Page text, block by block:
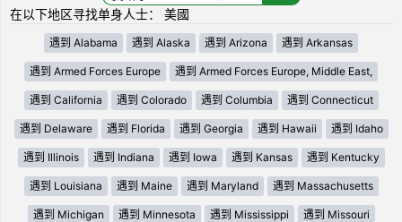
在以下地区寻找单身人士： 美國
遇到 Alabama 遇到 Alaska 遇到 Arizona 遇到 Arkansas
遇到 Armed Forces Europe 遇到 Armed Forces Europe, Middle East,
遇到 California 遇到 Colorado 遇到 Columbia 遇到 Connecticut
遇到 Delaware 遇到 Florida 遇到 Georgia 遇到 Hawaii 遇到 Idaho
遇到 Illinois 遇到 Indiana 遇到 Iowa 遇到 Kansas 遇到 Kentucky
遇到 Louisiana 遇到 Maine 遇到 Maryland 遇到 Massachusetts
遇到 Michigan 遇到 Minnesota 遇到 Mississippi 遇到 Missouri